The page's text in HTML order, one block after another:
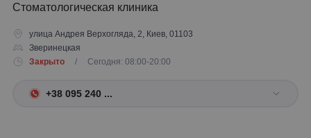
Стоматологическая клиника
улица Андрея Верхогляда, 2, Киев, 01103
Зверинецкая
Закрыто
/ Сегодня: 08:00-20:00
+38 095 240 ...